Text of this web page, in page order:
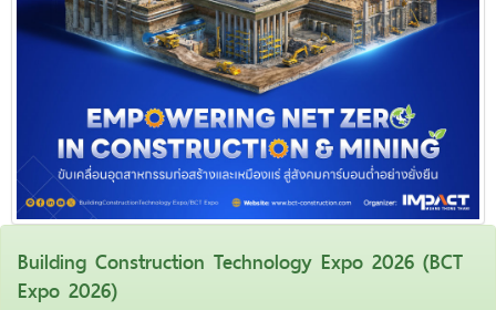
Building Construction Technology Expo 2026 (BCT
Expo 2026)